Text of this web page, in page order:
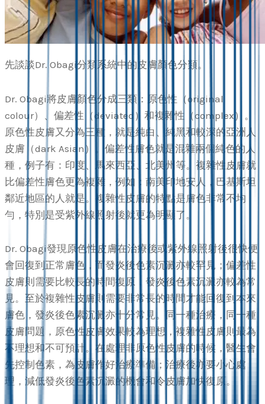
先談談Dr. Obagi分類系統中的皮膚顏色分類。
Dr. Obagi將皮膚顏色分成三類：原色性（original
colour）、偏差性（deviated）和複雜性（complex）。
原色性皮膚又分為三種，就是純白、純黑和較深的亞洲人
皮膚（dark Asian）。偏差性膚色就是混雜兩個純色的人
種，例子有：印度、馬來西亞、北美州等。複雜性皮膚就
比偏差性膚色更為複雜，例如：南美印地安人，巴基斯坦
鄰近地區的人就是。複雜性皮膚的特點是膚色非常不均
勻，特別是受紫外線照射後就更為明顯了。
Dr. Obagi發現原色性皮膚在治療後或紫外線照射後很快便
會回復到正常膚色，而發炎後色素沉澱亦較罕見；偏差性
皮膚則需要比較長的時間復原，發炎後色素沉澱亦較為常
見。至於複雜性皮膚則需要非常長的時間才能回復到本來
膚色，發炎後色素沉澱亦十分常見。同一種治療，同一種
皮膚問題，原色性皮膚效果較為理想，複雜性皮膚則最為
不理想和不可預計。在處理非原色性皮膚的時候，醫生會
先控制色素，為皮膚作好治療準備；治療後亦要小心處
理，減低發炎後色素沉澱的機會和令皮膚加快復原。